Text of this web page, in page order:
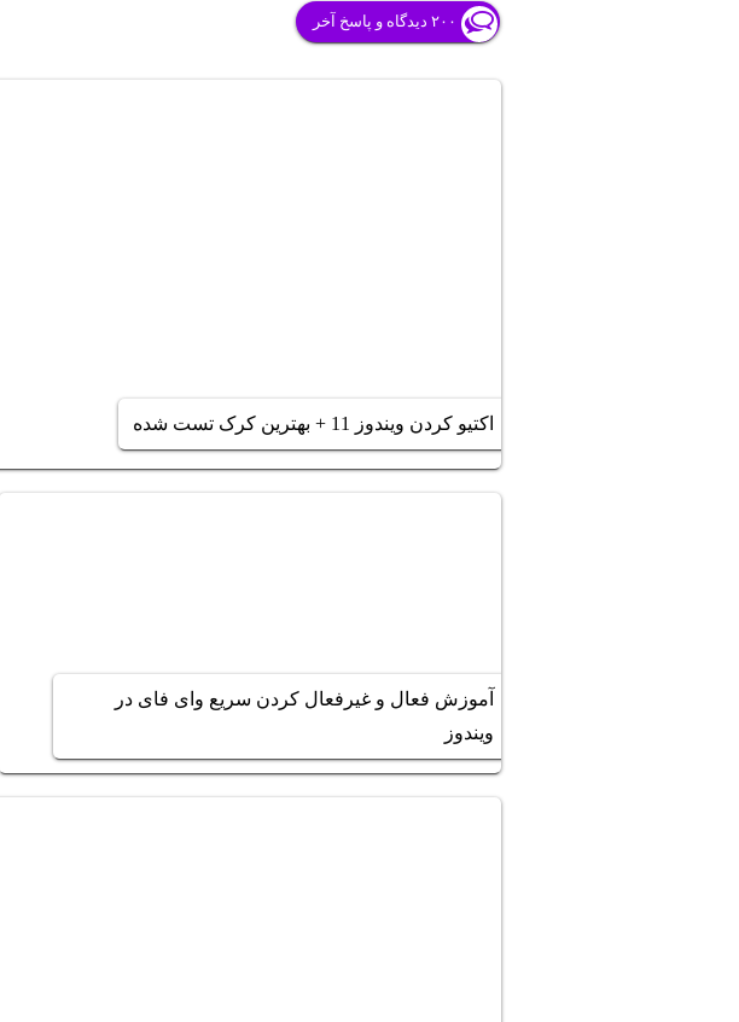
شش ثانیه هست و اسلاید چهارم
نزدیک چهار دقیقه هست
۲۰۰ دیدگاه و پاسخ آخر
اکتیو کردن ویندوز 11 + بهترین کرک تست شده
آموزش فعال و غیرفعال کردن سریع وای فای در
ویندوز